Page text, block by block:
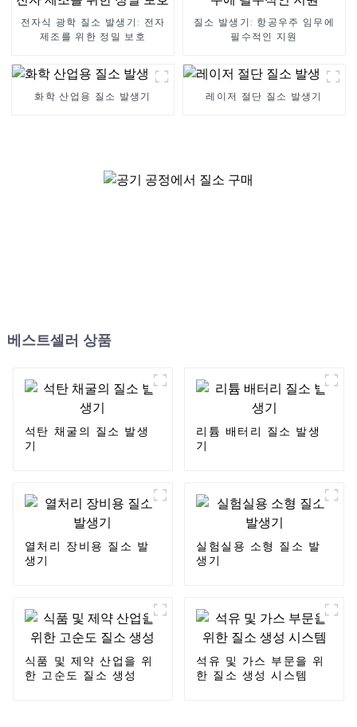
전자식 광학 질소 발생기: 전자
제조를 위한 정밀 보호
질소 발생기: 항공우주 임무에
필수적인 지원
화학 산업용 질소 발생기 레이저 절단 질소 발생기
베스트셀러 상품
석탄 채굴의 질소 발생
기
리튬 배터리 질소 발생
기
열처리 장비용 질소 발
생기
실험실용 소형 질소 발
생기
식품 및 제약 산업을 위
한 고순도 질소 생성
석유 및 가스 부문을 위
한 질소 생성 시스템